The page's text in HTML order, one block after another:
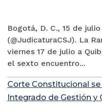
Bogotá, D. C., 15 de
(@JudicaturaCSJ). La
viernes 17 de julio a
el sexto encuentro...
Corte Constitucional
Integrado de Gestión y